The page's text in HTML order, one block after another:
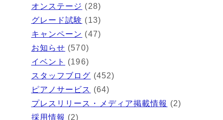
オンステージ (28)
グレード試験 (13)
キャンペーン (47)
お知らせ (570)
イベント
(196)
スタッフブログ (452)
ピアノサービス (64)
プレスリリース・メディア掲載情報 (2)
採用情報 (2)